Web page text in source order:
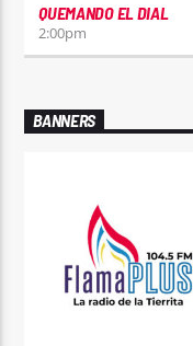
QUEMANDO EL DIAL
2:00pm
BANNERS